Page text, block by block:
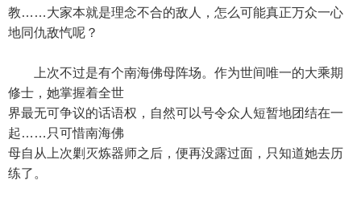
教……大家本就是理念不合的敌人，怎么可能真正万众一心
地同仇敌忾呢？
上次不过是有个南海佛母阵场。作为世间唯一的大乘期
修士，她掌握着全世
界最无可争议的话语权，自然可以号令众人短暂地团结在一
起……只可惜南海佛
母自从上次剿灭炼器师之后，便再没露过面，只知道她去历
练了。